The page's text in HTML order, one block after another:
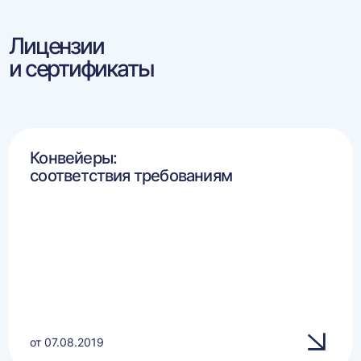
Лицензии
и сертификаты
Конвейеры:
соответствия требованиям
от 07.08.2019